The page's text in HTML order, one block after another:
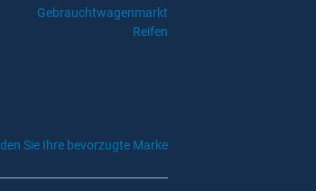
Gebrauchtwagenmarkt
Reifen
Sie Ihre bevorzugte Marke